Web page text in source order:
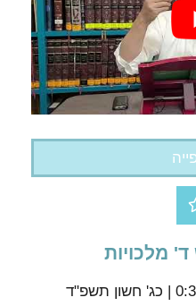
שורש ד' מלכויות